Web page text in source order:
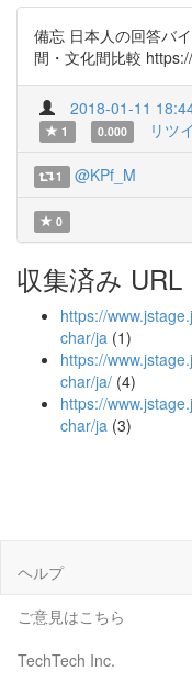
備忘 日本人の回答バ
間・文化間比較
2018-01-11
1
0.000 リツ
1 @KPf_M
0
収集済み URL
https://
char/ja (1)
https://
char/ja/ (4)
https://
char/ja (3)
ヘルプ
ご意見はこちら
TechTech Inc.